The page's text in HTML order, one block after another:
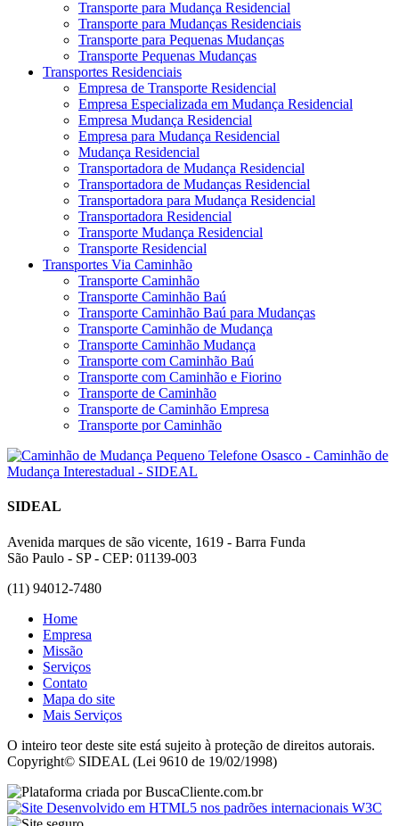
Transporte para Mudança Residencial
Transporte para Mudanças Residenciais
Transporte para Pequenas Mudanças
Transporte Pequenas Mudanças
Transportes Residenciais
Empresa de Transporte Residencial
Empresa Especializada em Mudança Residencial
Empresa Mudança Residencial
Empresa para Mudança Residencial
Mudança Residencial
Transportadora de Mudança Residencial
Transportadora de Mudanças Residencial
Transportadora para Mudança Residencial
Transportadora Residencial
Transporte Mudança Residencial
Transporte Residencial
Transportes Via Caminhão
Transporte Caminhão
Transporte Caminhão Baú
Transporte Caminhão Baú para Mudanças
Transporte Caminhão de Mudança
Transporte Caminhão Mudança
Transporte com Caminhão Baú
Transporte com Caminhão e Fiorino
Transporte de Caminhão
Transporte de Caminhão Empresa
Transporte por Caminhão
SIDEAL
Avenida marques de são vicente, 1619 - Barra Funda
São Paulo - SP - CEP: 01139-003
(11) 94012-7480
Home
Empresa
Missão
Serviços
Contato
Mapa do site
Mais Serviços
O inteiro teor deste site está sujeito à proteção de direitos autorais.
Copyright© SIDEAL (Lei 9610 de 19/02/1998)